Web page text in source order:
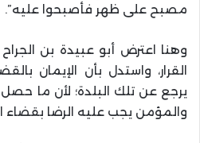
مصبح على ظهر فأصبحوا عليه”.
وهنا اعترض أبو عبيدة بن
القرار، واستدل بأن الإيمان
يرجع عن تلك البلدة؛ لأن ما حصل
والمؤمن يجب عليه الرضا بقضاء